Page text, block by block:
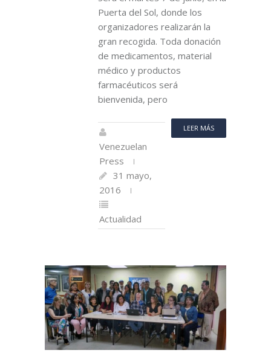
Puerta del Sol, donde los
organizadores realizarán la
gran recogida. Toda donación
de medicamentos, material
médico y productos
farmacéuticos será
bienvenida, pero
LEER MÁS
Venezuelan
Press
31 mayo,
2016
Actualidad